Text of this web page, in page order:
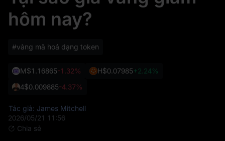
SPCX
hôm nay?
#vàng mã hoá dạng token
M$1.16865-1.32% H$0.07985+2.24%
4$0.009885-4.37%
Tác giả: James Mitchell
2026/05/21 11:56
Chia sẻ